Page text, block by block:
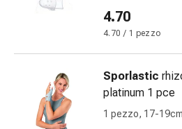
Gastrointestinale
Diarrea
Emorroidi
Bruciore
4.70
4.70 / 1 pezzo
Sporlastic
platinum 1 pce
1 pezzo, 17-19cm